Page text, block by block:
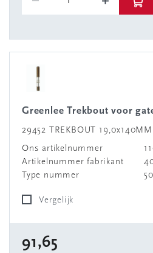
Greenlee Trekbout voor
29452 TREKBOUT
Ons artikelnummer
Artikelnummer fabrikant
Type nummer
Vergelijk
91,65